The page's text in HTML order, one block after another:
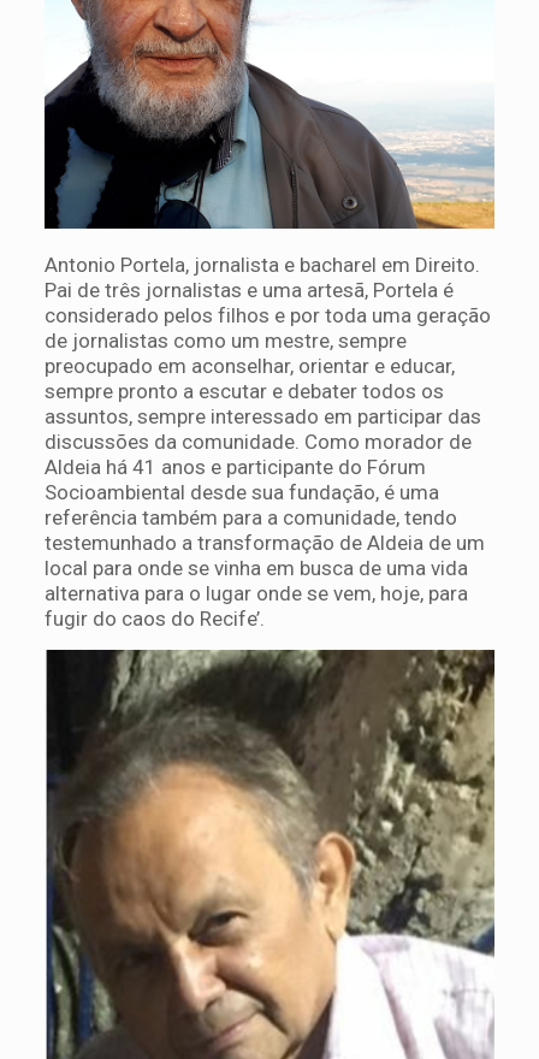
Antonio Portela, jornalista e bacharel em Direito.
Pai de três jornalistas e uma artesã, Portela é
considerado pelos filhos e por toda uma geração
de jornalistas como um mestre, sempre
preocupado em aconselhar, orientar e educar,
sempre pronto a escutar e debater todos os
assuntos, sempre interessado em participar das
discussões da comunidade. Como morador de
Aldeia há 41 anos e participante do Fórum
Socioambiental desde sua fundação, é uma
referência também para a comunidade, tendo
testemunhado a transformação de Aldeia de um
local para onde se vinha em busca de uma vida
alternativa para o lugar onde se vem, hoje, para
fugir do caos do Recife’.